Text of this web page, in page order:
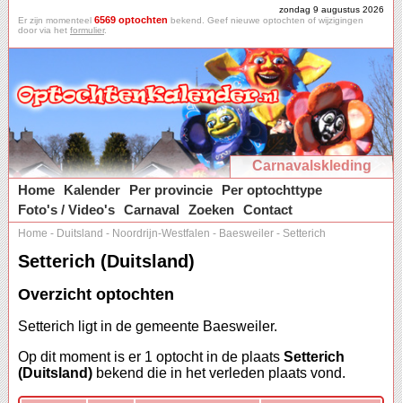
zondag 9 augustus 2026
Er zijn momenteel 6569 optochten bekend. Geef nieuwe optochten of wijzigingen
door via het formulier.
Carnavalskleding
Home
Kalender Per provincie
Per optochttype
Foto's / Video's Carnaval Zoeken Contact
Home - Duitsland - Noordrijn-Westfalen - Baesweiler - Setterich
Setterich (Duitsland)
Overzicht optochten
Setterich ligt in de gemeente Baesweiler.
Op dit moment is er 1 optocht in de plaats Setterich
(Duitsland) bekend die in het verleden plaats vond.